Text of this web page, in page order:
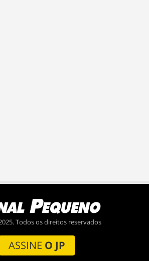
Todos os direitos reservados
ASSINE O JP